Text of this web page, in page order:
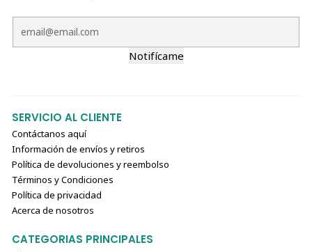
Notifícame
SERVICIO AL CLIENTE
Contáctanos aquí
Información de envíos y retiros
Política de devoluciones y reembolso
Términos y Condiciones
Política de privacidad
Acerca de nosotros
CATEGORIAS PRINCIPALES